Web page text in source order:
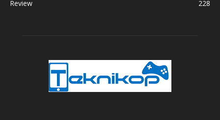
Review
228